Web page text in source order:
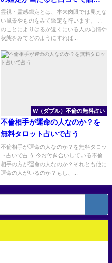
の先生
霊視・霊感鑑定とは、本来肉眼では見えな
い風景やものをみて鑑定を行います。 こ
のことによりはるか遠くにいる人の心情や
状態をみてどのようにすれば...
W（ダブル）不倫の無料占い
不倫相手が運命の人なのか？を
無料タロット占いで占う
不倫相手が運命の人なのか？を無料タロッ
ト占いで占う 今お付き合いしている不倫
相手の方が運命の人なのか？それとも他に
運命の人がいるのか？もし、...